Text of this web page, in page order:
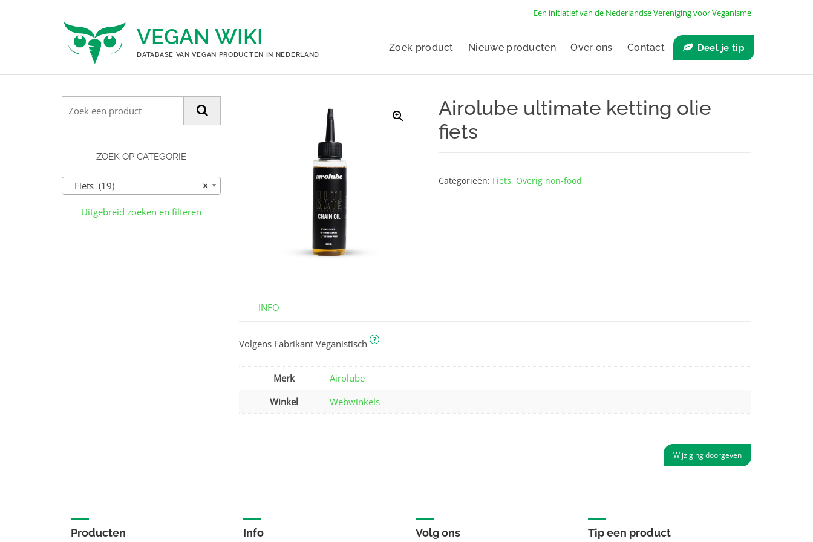
Een initiatief van de Nederlandse Vereniging voor Veganisme
VEGAN WIKI
DATABASE VAN VEGAN PRODUCTEN IN NEDERLAND
Zoek product Nieuwe producten Over ons Contact Deel je tip
Airolube ultimate ketting olie
fiets
Categorieën: Fiets, Overig non-food
INFO
Volgens Fabrikant Veganistisch ?
Merk
Airolube
Winkel
Webwinkels
Wijziging doorgeven
ZOEK OP CATEGORIE
×
Fiets (19)
Uitgebreid zoeken en filteren
Producten Info Volg ons Tip een product